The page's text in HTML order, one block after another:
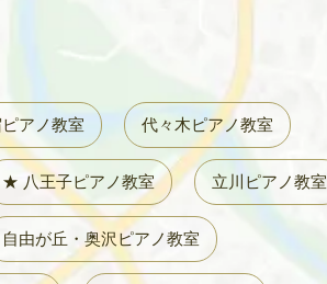
アノ教室 代々木ピアノ教室
★ 八王子ピアノ教室 立川ピアノ教室
自由が丘・奥沢ピアノ教室